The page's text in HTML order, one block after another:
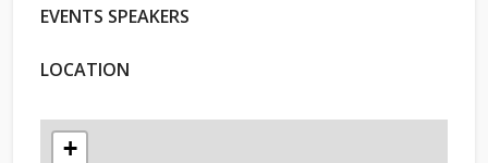
EVENTS SPEAKERS
LOCATION
+